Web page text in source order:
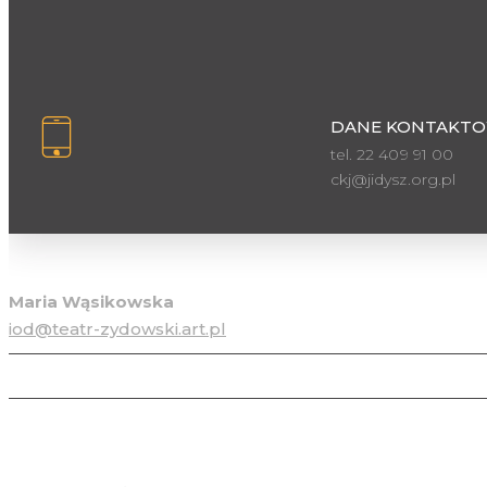
DANE
tel. 22 409 91 00
ckj@jidysz.org.pl
Maria Wąsikowska
iod@teatr-zydowski.art.pl